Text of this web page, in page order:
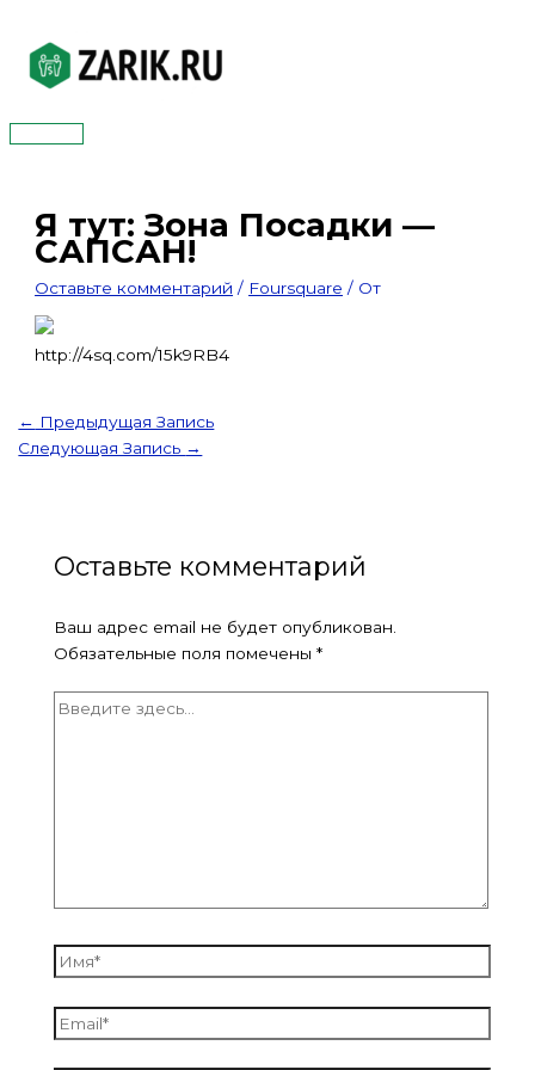
содержимому
Главное
Я тут: Зона Посадки —
САПСАН!
Оставьте комментарий / Foursquare / От
http://4sq.com/15k9RB4
← Предыдущая Запись
Следующая Запись →
Оставьте комментарий
Ваш адрес email не будет опубликован.
Обязательные поля помечены *
Введите
Имя*
Email*